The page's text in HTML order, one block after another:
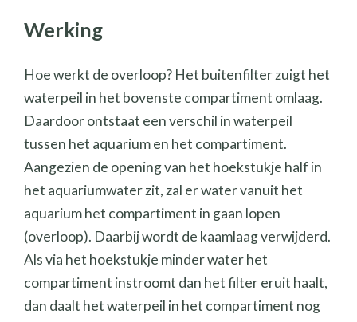
Werking
Hoe werkt de overloop? Het buitenfilter zuigt het
waterpeil in het bovenste compartiment omlaag.
Daardoor ontstaat een verschil in waterpeil
tussen het aquarium en het compartiment.
Aangezien de opening van het hoekstukje half in
het aquariumwater zit, zal er water vanuit het
aquarium het compartiment in gaan lopen
(overloop). Daarbij wordt de kaamlaag verwijderd.
Als via het hoekstukje minder water het
compartiment instroomt dan het filter eruit haalt,
dan daalt het waterpeil in het compartiment nog